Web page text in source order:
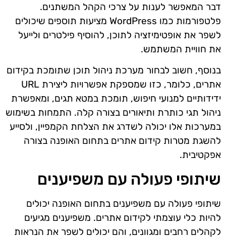
דבר המאפשר לענות על צרכי הקהל המשתנים.
פלטפורמות כמו WordPress מציעות תוספים שיכולים
לשפר את אופטימיזציה לתוכן, להוסיף פילטרים ולייעל
את חוויית המשתמש.
בנוסף, חשוב לבחור מערכת ניהול תוכן שתומכת בקידום
אתרים, כלומר, כזו שמספקת אפשרויות ליצירת URL
ידידותיים למנועי חיפוש, תומכת במטא תגים, ומאפשרת
ניהול תגי כותרת ותיאורים בצורה קלה. התמחות בשימוש
במערכות אלו יכולה לשדרג את הצלחת הקמפיין, ולסייע
להשגת מטרות קידום אתרים בתחום האופנה בצורה
אפקטיבית.
שיתופי פעולה עם משפיענים
שיתופי פעולה עם משפיענים בתחום האופנה יכולים
להיות כלי עוצמתי לקידום אתרים. משפיענים מגיעים
לקהלים רחבים ומגוונים, והם יכולים לשפר את הנראות